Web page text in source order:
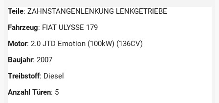
Teile: ZAHNSTANGENLENKUNG LENKGETRIEBE
Fahrzeug: FIAT ULYSSE 179
Motor: 2.0 JTD Emotion (100kW) (136CV)
Baujahr: 2007
Treibstoff: Diesel
Anzahl Türen: 5